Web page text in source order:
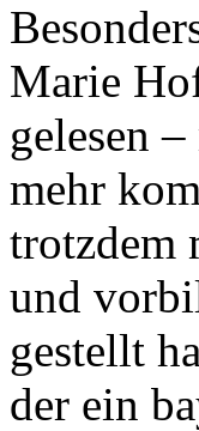
Marie
gelesen
mehr
trotzdem
und
gestellt
der ein